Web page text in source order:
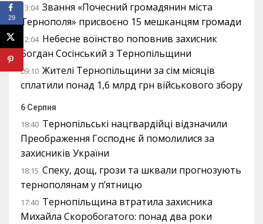
13:04 Звання «Почесний громадянин міста
Тернополя» присвоєно 15 мешканцям громади
12:04 Небесне воїнство поповнив захисник
Богдан Сосінський з Тернопільщини
09:10 Жителі Тернопільщини за сім місяців
сплатили понад 1,6 млрд грн військового збору
6 Серпня
18:40 Тернопільські нацгвардійці відзначили
Преображення Господнє й помолилися за
захисників України
18:15 Спеку, дощ, грози та шквали прогнозують
тернополянам у п’ятницю
17:40 Тернопільщина втратила захисника
Михайла Скоробогатого: понад два роки
29